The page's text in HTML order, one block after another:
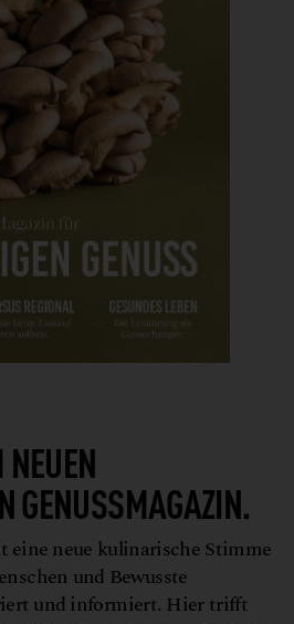
GENUSSMAGAZIN.
eine neue kulinarische Stimme
und Bewusste
und informiert. Hier trifft